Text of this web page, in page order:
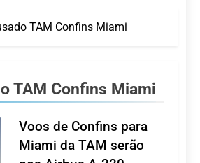
de operação do
5 De Agosto De 2026
em dezembro
5 De Agosto De 2026
Turismo na Serra
Salto Caveiras atrai
novos investimentos e
fortalece infraestrutura
5 De Agosto De 2026
Toda a Europa em Um
TAM Confins Miami
TAM Confins Miami
Voos de Confins para
Miami da TAM serão